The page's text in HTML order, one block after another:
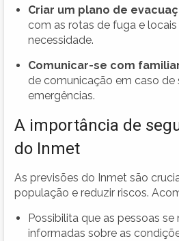
Criar um plano de
com as rotas de fuga e
necessidade.
Comunicar-se com
de comunicação em caso de
emergências.
A importância de
do Inmet
As previsões do Inmet são
população e reduzir riscos.
Possibilita que as pessoas
informadas sobre as